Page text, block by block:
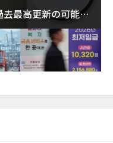
最高更新の可能性